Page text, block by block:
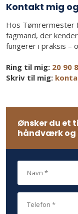
Kontakt mig
Hos Tømrermester
fagmand, der
fungerer i praksis –
Ring til mig:​ 20 90
Skriv til mig:
Ønsker du et
håndværk og